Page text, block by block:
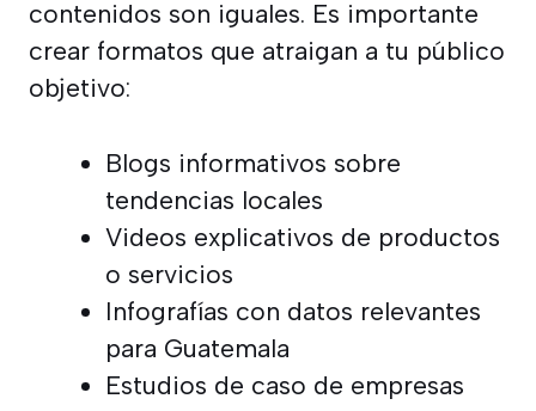
contenidos son iguales. Es importante
crear formatos que atraigan a tu público
objetivo:
Blogs informativos sobre
tendencias locales
Videos explicativos de productos
o servicios
Infografías con datos relevantes
para Guatemala
Estudios de caso de empresas